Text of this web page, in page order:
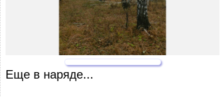
Еще в наряде...